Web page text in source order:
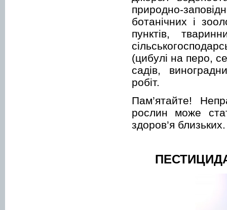
природно-
ботанічних і
пунктів,
(цибулі на перо,
садів,
робіт.
Пам’ятайте!
рослин може
здоров’я близьких.